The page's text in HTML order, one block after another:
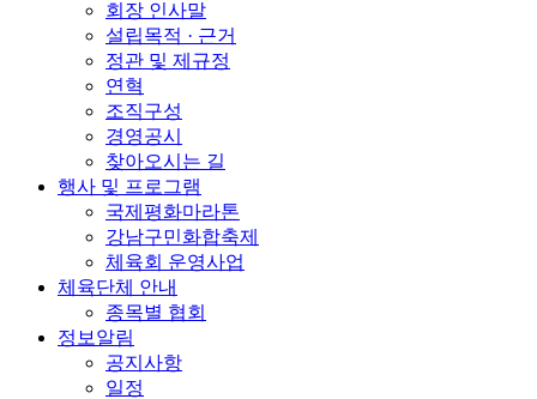
회장 인사말
설립목적 · 근거
정관 및 제규정
연혁
조직구성
경영공시
찾아오시는 길
행사 및 프로그램
국제평화마라톤
강남구민화합축제
체육회 운영사업
체육단체 안내
종목별 협회
정보알림
공지사항
일정